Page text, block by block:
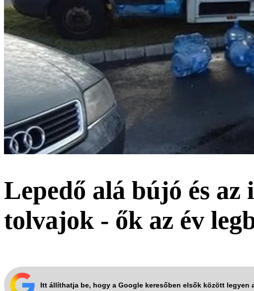
Lepedő alá bújó és
tolvajok - ők az év
Itt állíthatja be, hogy a Google keresőben elsők között legyen